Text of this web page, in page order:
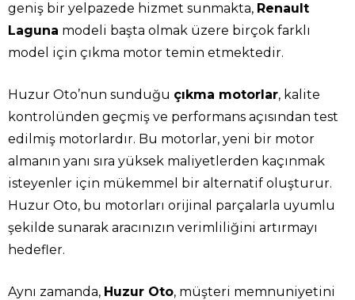
geniş bir yelpazede hizmet sunmakta, Renault
Laguna modeli başta olmak üzere birçok farklı
model için çıkma motor temin etmektedir.
Huzur Oto’nun sunduğu çıkma motorlar, kalite
kontrolünden geçmiş ve performans açısından test
edilmiş motorlardır. Bu motorlar, yeni bir motor
almanın yanı sıra yüksek maliyetlerden kaçınmak
isteyenler için mükemmel bir alternatif oluşturur.
Huzur Oto, bu motorları orijinal parçalarla uyumlu
şekilde sunarak aracınızın verimliliğini artırmayı
hedefler.
Aynı zamanda, Huzur Oto, müşteri memnuniyetini